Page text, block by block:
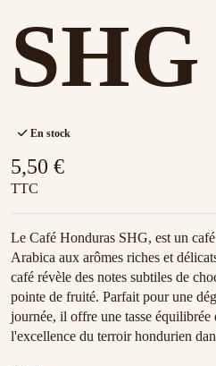
SHG
En stock
5,50 €
TTC
Le Café Honduras SHG, est un
Arabica aux arômes riches et
café révèle des notes subtiles de
pointe de fruité. Parfait pour une
journée, il offre une tasse équilibrée
l'excellence du terroir hondurien